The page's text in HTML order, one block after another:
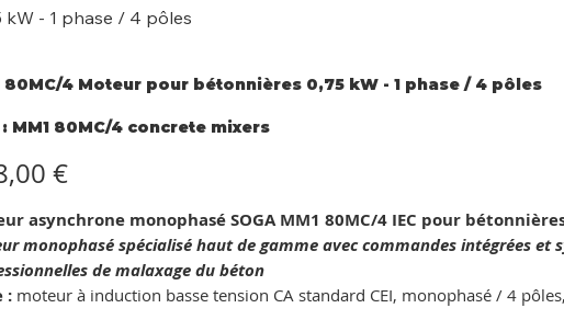
- 1 phase / 4 pôles
80MC/4 Moteur pour bétonnières 0,75 kW - 1 phase / 4 pôles
: SKU
MM1
mixers
MM1 80MC/4 concrete mixers
€
asynchrone monophasé SOGA MM1 80MC/4 IEC pour
monophasé spécialisé haut de gamme avec commandes intégrées et
de malaxage du béton
: moteur à induction basse tension CA standard CEI, monophasé / 4